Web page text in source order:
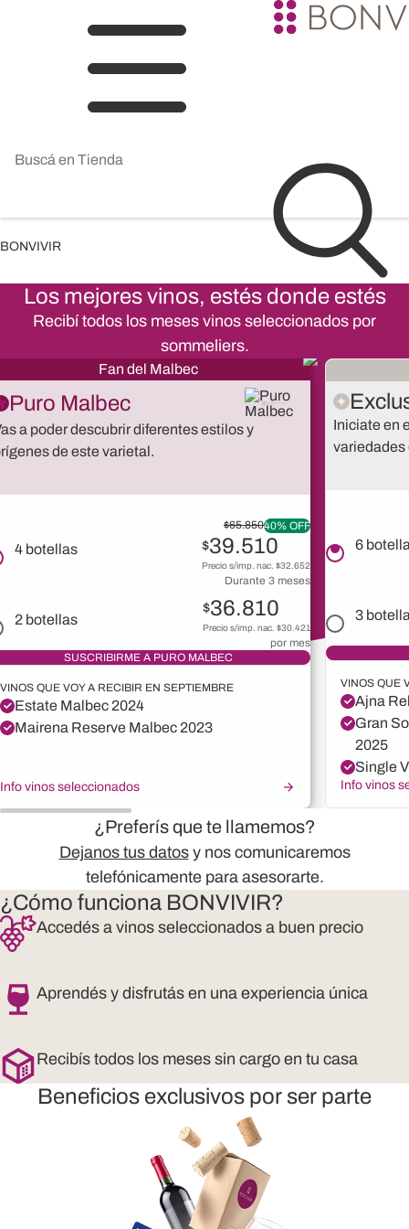
BONVIVIR
Los mejores vinos, estés donde estés
Recibí todos los meses vinos seleccionados por
sommeliers.
Fan del Malbec
Puro Malbec
a poder descubrir diferentes estilos y
de este varietal.
4 botellas
$65.85040% OFF
$39.510
Precio s/imp. nac. $32.652
Durante 3 meses
2 botellas
$36.810
Precio s/imp. nac. $30.421
por mes
SUSCRIBIRME A PURO MALBEC
VINOS QUE VOY A RECIBIR EN SEPTIEMBRE
Estate Malbec 2024
Mairena Reserve Malbec 2023
Info vinos seleccionados
Iniciate en
variedades
6
3
VINOS QUE
Ajna
Gran
2025
Single
Info vinos
¿Preferís que te llamemos?
Dejanos tus datosy nos comunicaremos
telefónicamente para asesorarte.
¿Cómo funciona BONVIVIR?
Accedés a vinos seleccionados a buen precio
Aprendés y disfrutás en una experiencia única
Recibís todos los meses sin cargo en tu casa
Beneficios exclusivos por ser parte